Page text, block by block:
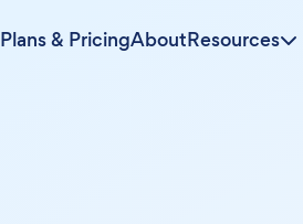
Plans & PricingAboutResources